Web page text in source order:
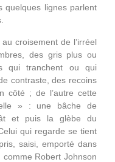
quelques lignes parlent
croisement de l’irréel
des gris plus ou
qui tranchent ou qui
contraste, des recoins
côté ; de l’autre cette
» : une bâche de
et puis la glèbe du
qui regarde se tient
saisi, emporté dans
comme Robert Johnson